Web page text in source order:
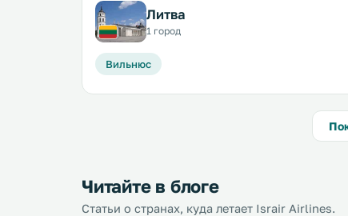
Литва
1 город
Вильнюс
Читайте в блоге
Статьи о странах, куда летает Israir Airlines.